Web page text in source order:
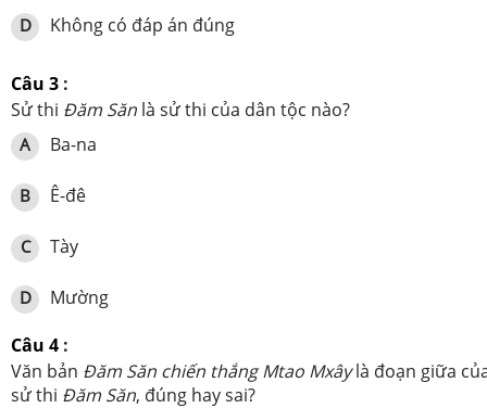
D Không có đáp án đúng
Câu 3 :
Sử thi Đăm Săn là sử thi của dân tộc nào?
A Ba-na
B Ê-đê
C Tày
D
Mường
Câu 4 :
Văn bản Đăm Săn chiến thắng Mtao Mxâylà đoạn giữa
sử thi Đăm Săn, đúng hay sai?